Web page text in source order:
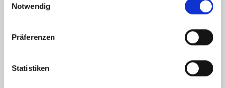
Trigger Symbol ändern oder widerrufen
Informationen über Ihre geografische Lage
können
Notwendig
Präferenzen
Statistiken
Votre interlocuteur